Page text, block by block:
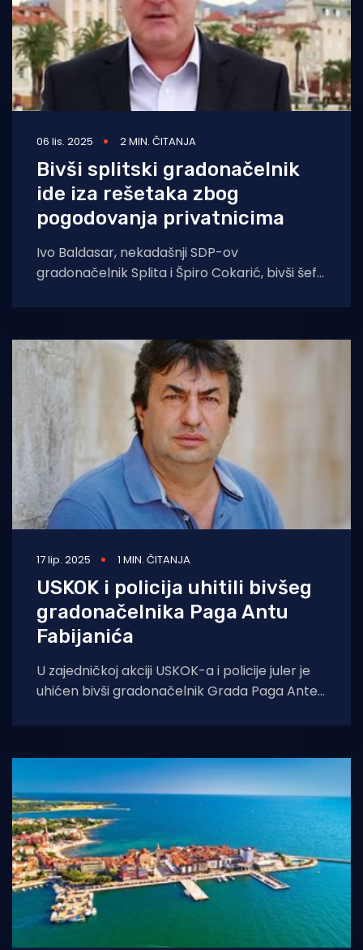
06 lis. 2025 2 MIN. ČITANJA
Bivši splitski gradonačelnik
ide iza rešetaka zbog
pogodovanja privatnicima
Ivo Baldasar, nekadašnji SDP-ov
gradonačelnik Splita i Špiro Cokarić, bivši šef
nepravomoćno na djelomičnu
17 lip. 2025 1 MIN. ČITANJA
USKOK i policija uhitili bivšeg
gradonačelnika Paga Antu
Fabijanića
U zajedničkoj akciji USKOK-a i policije juler je
uhićen bivši gradonačelnik Grada Paga Ante